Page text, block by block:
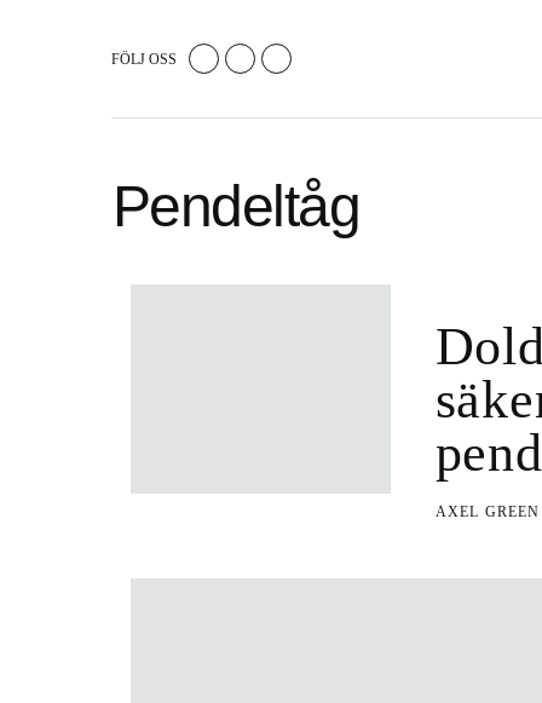
FÖLJ OSS
Pendeltåg
AXEL GREEN